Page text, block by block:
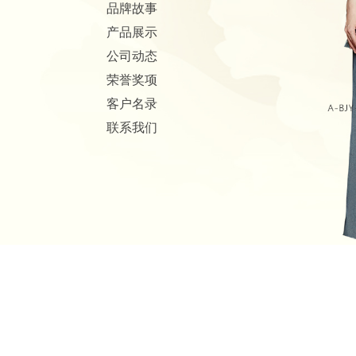
品牌故事
产品展示
公司动态
荣誉奖项
客户名录
联系我们